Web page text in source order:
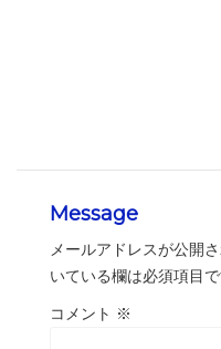
Message
メールアドレスが公開
いている欄は必須項目
コメント ※